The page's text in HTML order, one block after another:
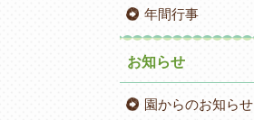
年間行事
お知らせ
園からのお知らせ